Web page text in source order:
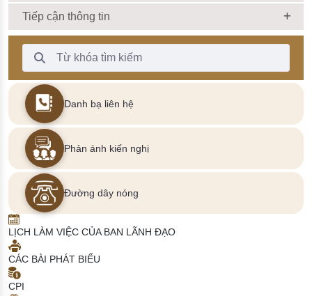
Tiếp cận thông tin
Thanh Tìm kiếm
Danh bạ liên hệ
Phản ánh kiến nghị
Đường dây nóng
LỊCH LÀM VIỆC CỦA BAN LÃNH ĐẠO
CÁC BÀI PHÁT BIỂU
CPI